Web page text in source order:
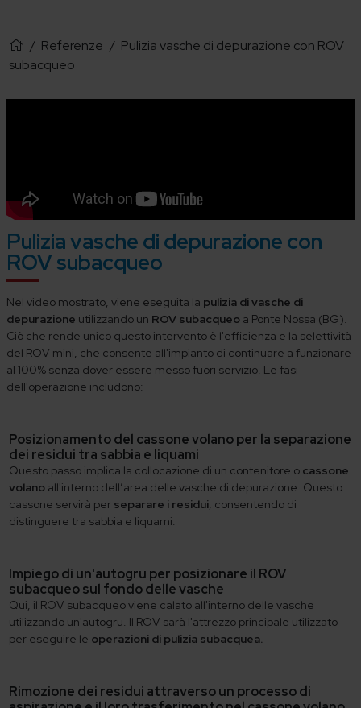
/ Referenze / Pulizia vasche di depurazione con ROV
subacqueo
Pulizia vasche di depurazione con
ROV subacqueo
Nel video mostrato, viene eseguita la pulizia di vasche di
depurazione utilizzando un ROV subacqueoa Ponte Nossa (BG).
Ciò che rende unico questo intervento è l'efficienza e la selettività
del ROV mini, che consente all'impianto di continuare a funzionare
al 100% senza dover essere messo fuori servizio. Le fasi
dell'operazione includono:
Posizionamento del cassone volano per la separazione
dei residui tra sabbia e liquami
Questo passo implica la collocazione di un contenitore o cassone
volano all'interno dell’area delle vasche di depurazione. Questo
cassone servirà per separare i residui, consentendo di
distinguere tra sabbia e liquami.
Impiego di un'autogru per posizionare il ROV
subacqueo sul fondo delle vasche
Qui, il ROV subacqueo viene calato all'interno delle vasche
utilizzando un'autogru. Il ROV sarà l'attrezzo principale utilizzato
per eseguire le operazioni di pulizia subacquea.
Rimozione dei residui attraverso un processo di